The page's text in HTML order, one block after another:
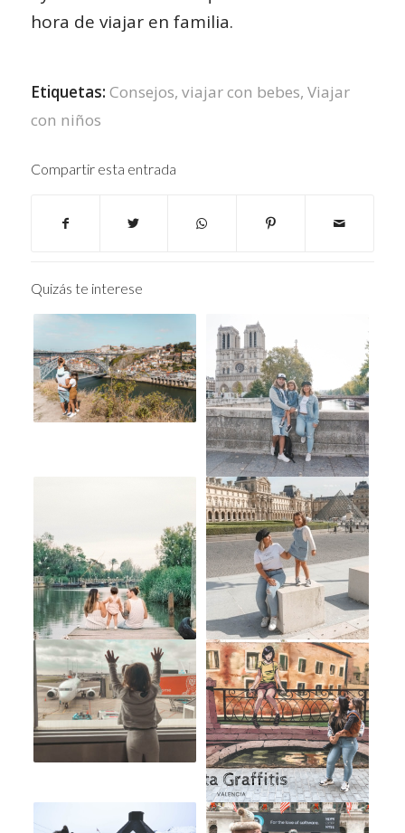
hora de viajar en familia.
Etiquetas: Consejos, viajar con bebes, Viajar
con niños
Compartir esta entrada
Quizás te interese